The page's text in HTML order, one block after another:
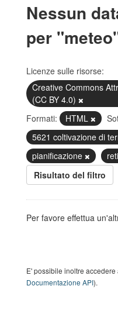
Nessun
per
Licenze sulle risorse:
Creative Commons
(CC BY 4.0)
Formati:
HTML
5621 coltivazione di
pianificazione
reti
Risultato del filtro
Per favore effettua
E' possibile inoltre
Documentazione API).